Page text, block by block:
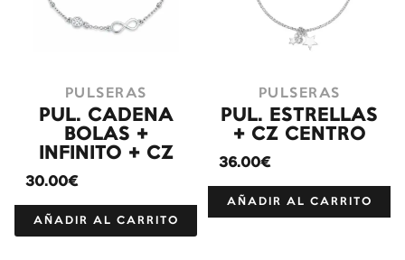
PULSERAS
PUL. CADENA
BOLAS +
INFINITO + CZ
30.00€
AÑADIR AL CARRITO
PULSERAS
PUL. ESTRELLAS
+ CZ CENTRO
36.00€
AÑADIR AL CARRITO